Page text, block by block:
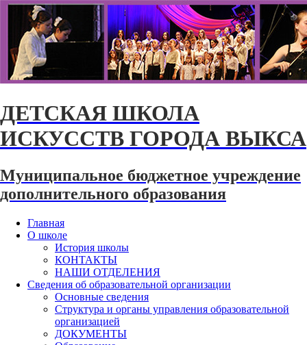
ДЕТСКАЯ ШКОЛА
ИСКУССТВ ГОРОДА ВЫКСА
Муниципальное бюджетное учреждение
дополнительного образования
Главная
О школе
История школы
КОНТАКТЫ
НАШИ ОТДЕЛЕНИЯ
Сведения об образовательной организации
Основные сведения
Структура и органы управления образовательной
организацией
ДОКУМЕНТЫ